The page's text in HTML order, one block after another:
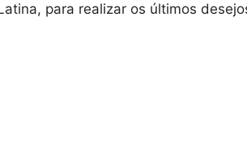
para realizar os últimos